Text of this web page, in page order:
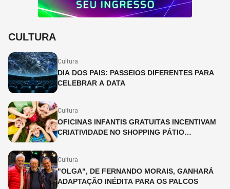
CULTURA
Cultura
DIA DOS PAIS: PASSEIOS DIFERENTES PARA
CELEBRAR A DATA
Cultura
OFICINAS INFANTIS GRATUITAS INCENTIVAM
CRIATIVIDADE NO SHOPPING PÁTIO
Cultura
"OLGA", DE FERNANDO MORAIS, GANHARÁ
ADAPTAÇÃO INÉDITA PARA OS PALCOS